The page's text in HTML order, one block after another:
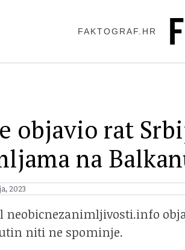
FAKTOGRAF.HR
objavio rat
na
2023
neobicnezanimljivosti.info
niti ne spominje.